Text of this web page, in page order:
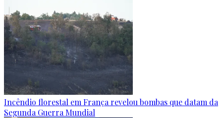
Incêndio florestal em França revelou bombas que datam da
Segunda Guerra Mundial